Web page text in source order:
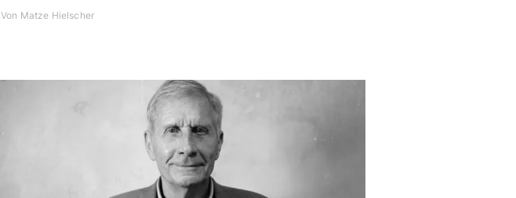
Von Matze Hielscher